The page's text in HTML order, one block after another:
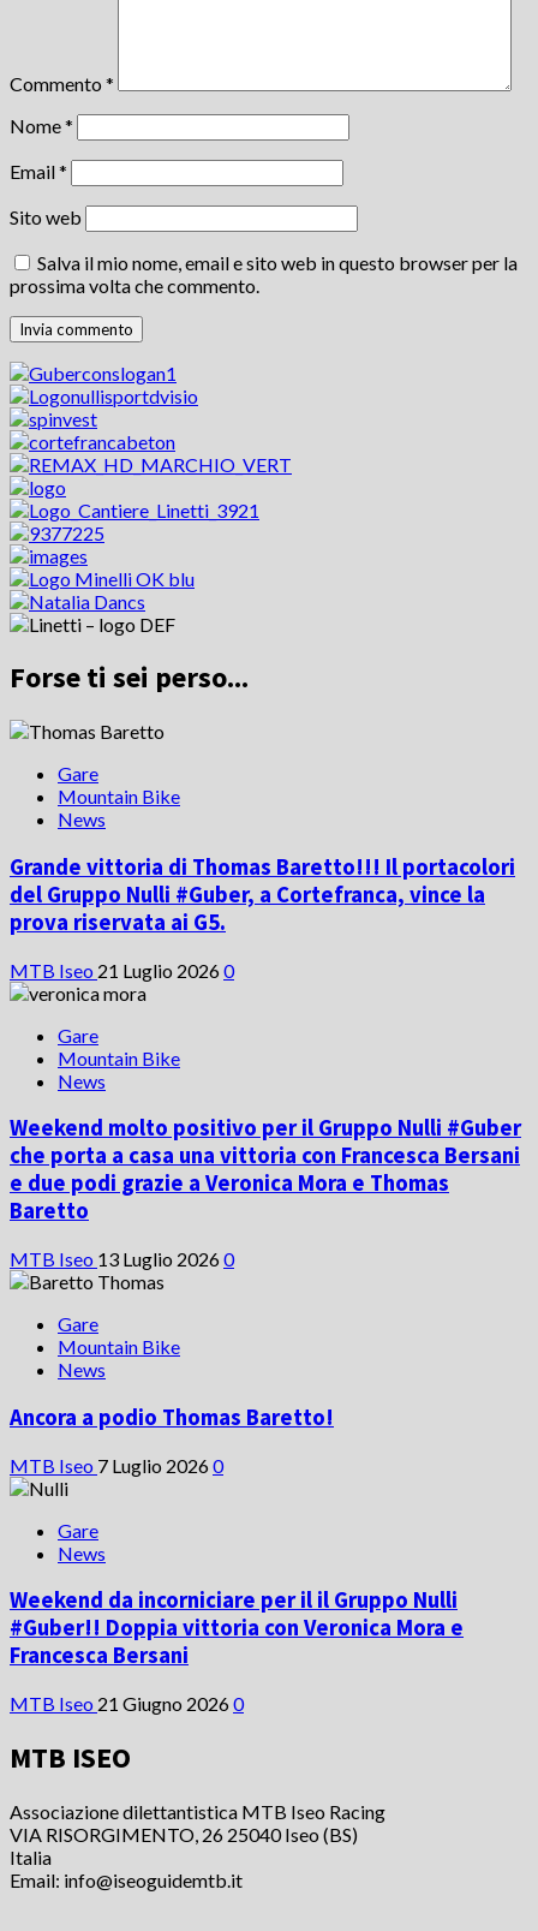
Commento *
Nome*
Email*
Sito web
Salva il mio nome, email e sito web in questo browser per la
prossima volta che commento.
Forse ti sei perso...
Gare
Mountain Bike
News
Grande vittoria di Thomas Baretto!!! Il portacolori
del Gruppo Nulli #Guber, a Cortefranca, vince la
prova riservata ai G5.
MTB Iseo 21 Luglio 20260
Gare
Mountain Bike
News
Weekend molto positivo per il Gruppo Nulli #Guber
che porta a casa una vittoria con Francesca Bersani
e due podi grazie a Veronica Mora e Thomas
Baretto
MTB Iseo 13 Luglio 20260
Gare
Mountain Bike
News
Ancora a podio Thomas Baretto!
MTB Iseo 7 Luglio 20260
Gare
News
Weekend da incorniciare per il il Gruppo Nulli
#Guber!! Doppia vittoria con Veronica Mora e
Francesca Bersani
MTB Iseo 21 Giugno 20260
MTB ISEO
Associazione dilettantistica MTB Iseo Racing
VIA RISORGIMENTO, 26 25040 Iseo (BS)
Italia
Email: info@iseoguidemtb.it